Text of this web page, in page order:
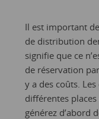
Il est important
de distribution
signifie que ce
de réservation
y a des coûts.
différentes
générez d’abord